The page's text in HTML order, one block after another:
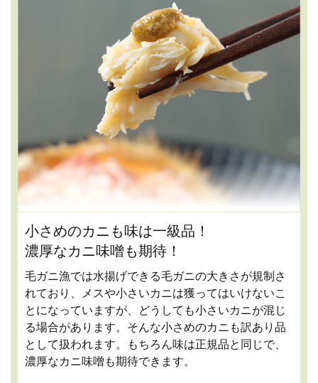
小さめのカニも味は一級品！
濃厚なカニ味噌も期待！
毛ガニ漁では水揚げできる毛ガニの大きさが規制さ
れており、メスや小さいカニは獲ってはいけないこ
とになっていますが、どうしても小さいカニが混じ
る場合があります。そんな小さめのカニも訳あり品
として扱われます。もちろん味は正規品と同じで、
濃厚なカニ味噌も期待できます。